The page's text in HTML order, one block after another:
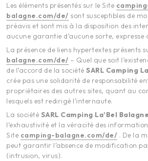
Les éléments présentés sur le Site
balagne.com/de/ sont susceptibles de
préavis et sont mis à la disposition des
aucune garantie d’aucune sorte, expresse
La présence de liens hypertextes présents
balagne.com/de/ – Quel que soit
de l’accord de la sociétéSARL Camping
crée pas une solidarité de responsabilité
propriétaires des autres sites, quant au
lesquels est redirigé l’internaute.
La société SARL Camping La'Bel Balagne
l’exhaustivité et la véracité des
Site camping-balagne.com/de/ . De la
peut garantir l’absence de modification
(intrusion, virus).